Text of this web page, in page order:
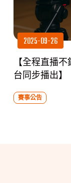
2025-09-26
【全程直播
台同步播出】
賽事公告